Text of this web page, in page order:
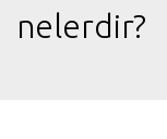
nelerdir?